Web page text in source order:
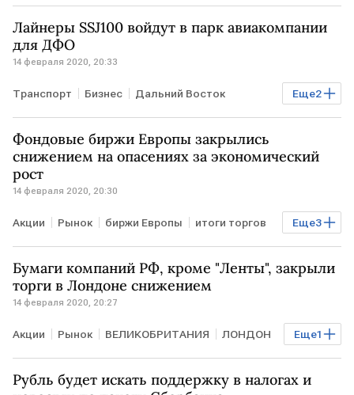
поставки
Лайнеры SSJ100 войдут в парк авиакомпании
для ДФО
14 февраля 2020, 20:33
Еще2
Транспорт Бизнес Дальний Восток
авиакомпании SSJ100
Фондовые биржи Европы закрылись
снижением на опасениях за экономический
рост
14 февраля 2020, 20:30
Еще3
Акции Рынок биржи Европы итоги торгов
индекс FTSE 100 индекс CAC 40 индекс DAX
Бумаги компаний РФ, кроме "Ленты", закрыли
торги в Лондоне снижением
14 февраля 2020, 20:27
Еще1
Акции Рынок ВЕЛИКОБРИТАНИЯ ЛОНДОН
Лондонская фондовая биржа
Рубль будет искать поддержку в налогах и